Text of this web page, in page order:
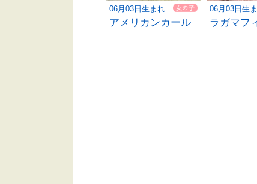
06月03日生まれ
アメリカンカール
06月03日生
ラガマフ